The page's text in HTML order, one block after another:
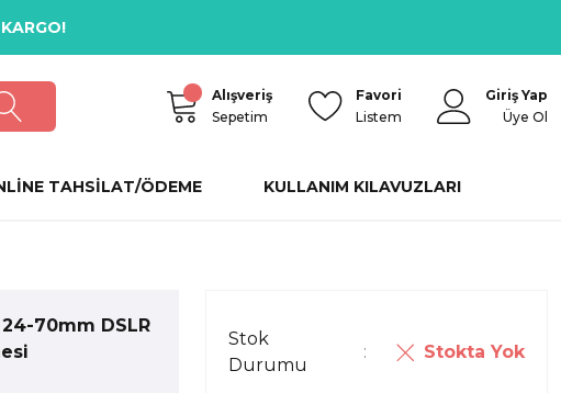
Alışveriş
Sepetim
Favori
Listem
Giriş Yap
Üye Ol
TAHSİLAT/ÖDEME KULLANIM KILAVUZLARI
70mm DSLR
Stok
Durumu
Stokta Yok